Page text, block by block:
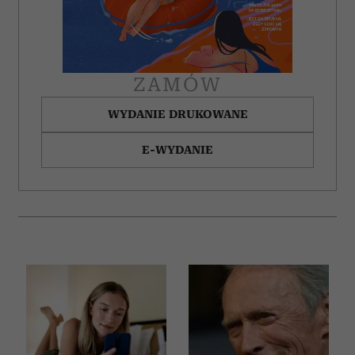
korzystania z ich usług.
ZAMÓW
WYDANIE DRUKOWANE
E-WYDANIE